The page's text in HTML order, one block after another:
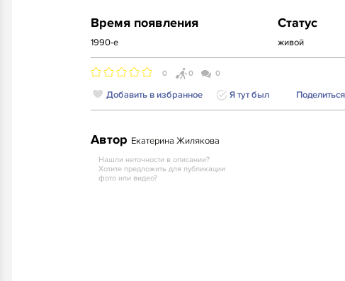
Время появления
1990-е
Статус
живой
0 0 0
Добавить в избранное Я тут был Поделиться
Автор Екатерина Жилякова
Нашли неточности в описании?
Хотите предложить для публикации
фото или видео?